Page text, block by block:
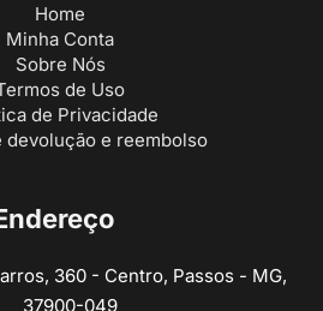
Home
Minha Conta
Sobre Nós
de Uso
de Privacidade
devolução e reembolso
360 - Centro, Passos - MG,
37900-049